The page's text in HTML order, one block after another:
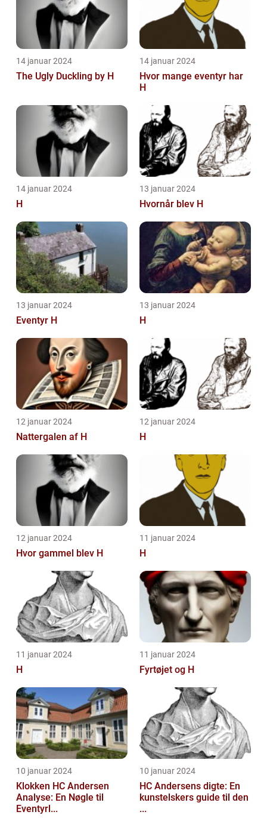
14 januar 2024
The Ugly Duckling by H
14 januar 2024
Hvor mange eventyr har
H
14 januar 2024
H
13 januar 2024
Hvornår blev H
13 januar 2024
Eventyr H
13 januar 2024
H
12 januar 2024
Nattergalen af H
12 januar 2024
H
12 januar 2024
Hvor gammel blev H
11 januar 2024
H
11 januar 2024
H
11 januar 2024
Fyrtøjet og H
10 januar 2024
Klokken HC Andersen
Analyse: En Nøgle til
Eventyrl...
10 januar 2024
HC Andersens digte: En
kunstelskers guide til den
...